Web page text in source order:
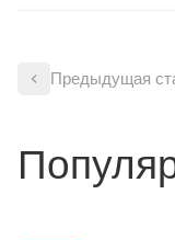
Предыдущая